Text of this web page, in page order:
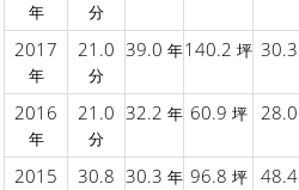
年 分
2017
年
21.0
分
39.0 年140.2 坪 30.3
2016
年
21.0
分
32.2 年 60.9 坪 28.0
2015 30.8 30.3 年 96.8 坪 48.4